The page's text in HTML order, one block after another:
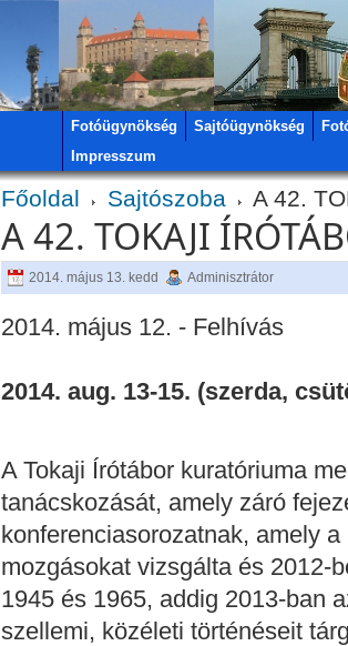
Fotóügynökség Sajtóügynökség
Impresszum
Főoldal Sajtószoba A 42.
A 42. TOKAJI
2014. május 13. kedd Adminisztrátor
2014. május 12. - Felhívás
2014. aug. 13-15. (szerda,
A Tokaji Írótábor kuratóriuma
tanácskozását, amely záró
konferenciasorozatnak, amely
mozgásokat vizsgálta és 2012-
1945 és 1965, addig 2013-ban
szellemi, közéleti történéseit